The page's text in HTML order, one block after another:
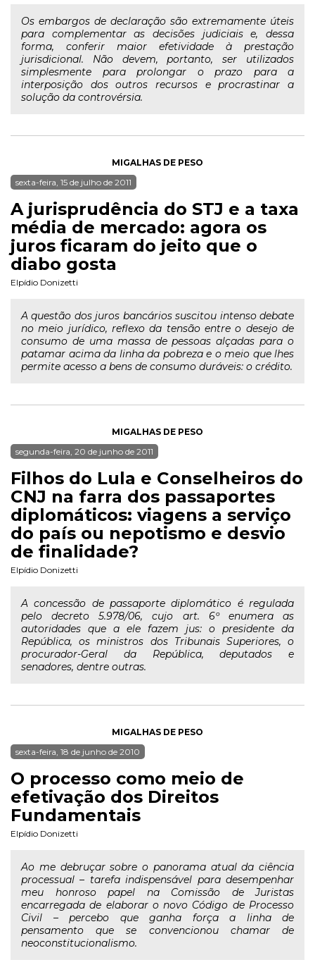
Os embargos de declaração são extremamente úteis
para complementar as decisões judiciais e, dessa
forma, conferir maior efetividade à prestação
jurisdicional. Não devem, portanto, ser utilizados
simplesmente para prolongar o prazo para a
interposição dos outros recursos e procrastinar a
solução da controvérsia.
MIGALHAS DE PESO
sexta-feira, 15 de julho de 2011
A jurisprudência do STJ e a taxa
média de mercado: agora os
juros ficaram do jeito que o
diabo gosta
Elpídio Donizetti
A questão dos juros bancários suscitou intenso debate
no meio jurídico, reflexo da tensão entre o desejo de
consumo de uma massa de pessoas alçadas para o
patamar acima da linha da pobreza e o meio que lhes
permite acesso a bens de consumo duráveis: o crédito.
MIGALHAS DE PESO
segunda-feira, 20 de junho de 2011
Filhos do Lula e Conselheiros do
CNJ na farra dos passaportes
diplomáticos: viagens a serviço
do país ou nepotismo e desvio
de finalidade?
Elpídio Donizetti
A concessão de passaporte diplomático é regulada
pelo decreto 5.978/06, cujo art. 6º enumera as
autoridades que a ele fazem jus: o presidente da
República, os ministros dos Tribunais Superiores, o
procurador-Geral da República, deputados e
senadores, dentre outras.
MIGALHAS DE PESO
sexta-feira, 18 de junho de 2010
O processo como meio de
efetivação dos Direitos
Fundamentais
Elpídio Donizetti
Ao me debruçar sobre o panorama atual da ciência
processual – tarefa indispensável para desempenhar
meu honroso papel na Comissão de Juristas
encarregada de elaborar o novo Código de Processo
Civil – percebo que ganha força a linha de
pensamento que se convencionou chamar de
neoconstitucionalismo.